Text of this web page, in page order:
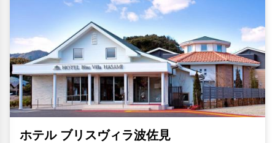
ホテル ブリスヴィラ波佐見